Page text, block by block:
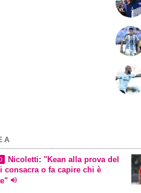
A
Nicoletti: "Kean alla prova del
consacra o fa capire chi è